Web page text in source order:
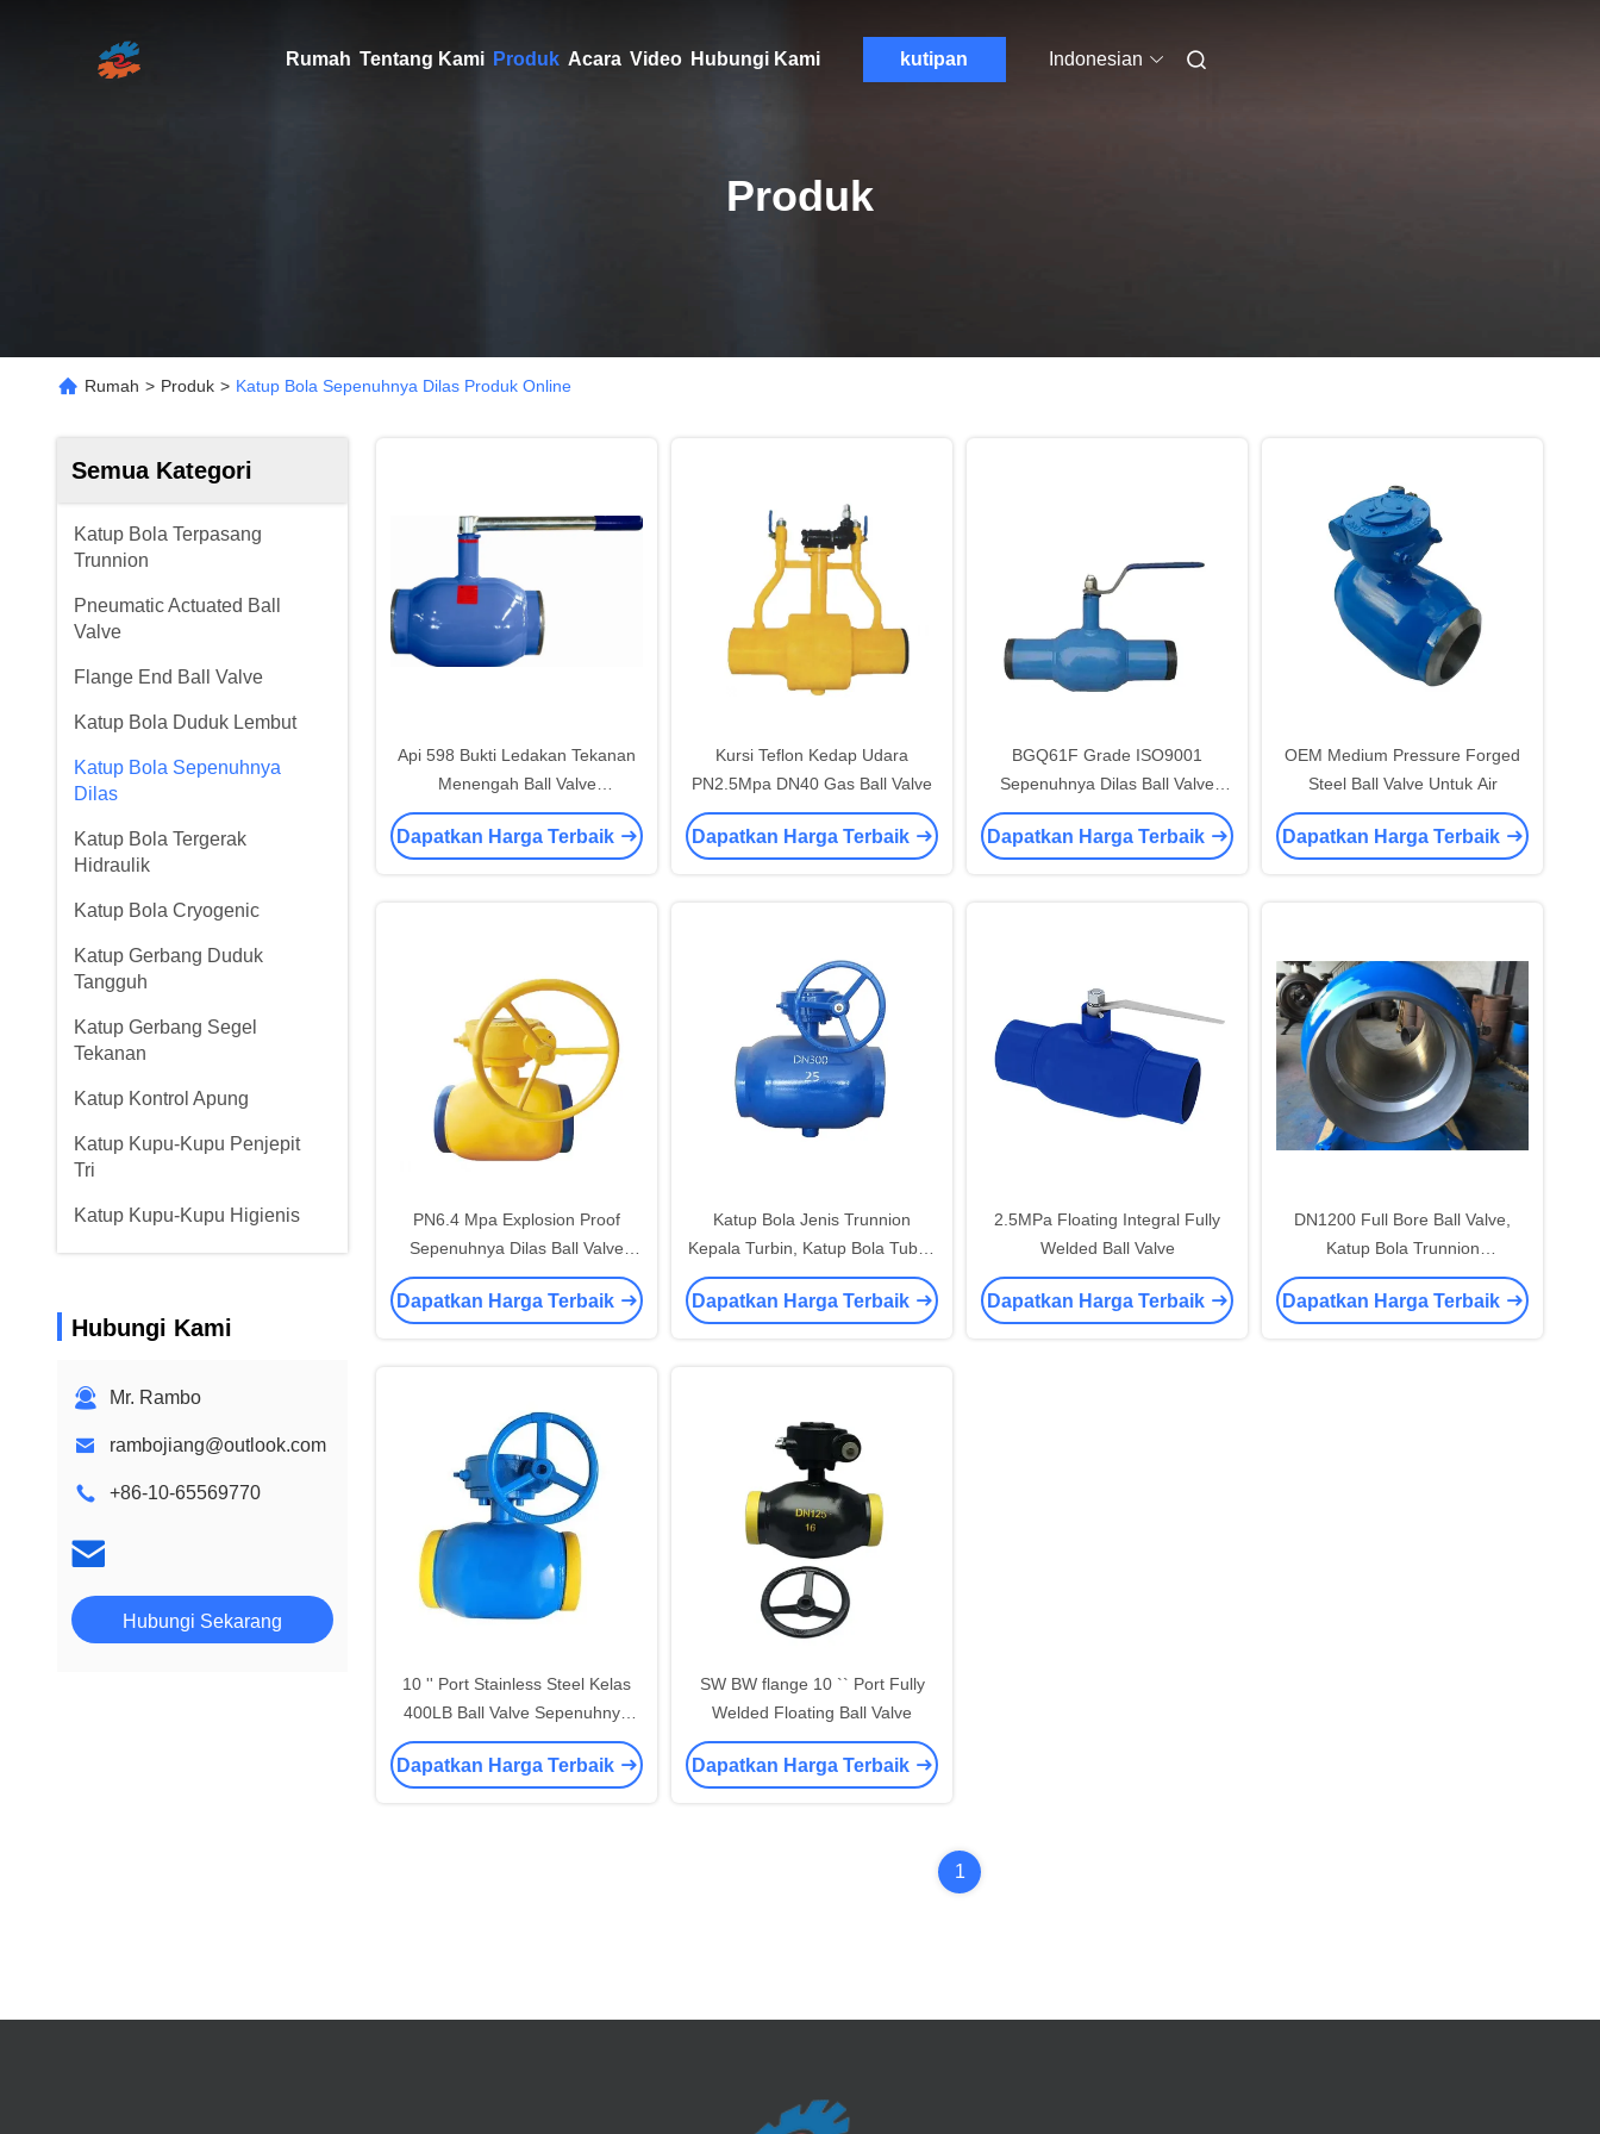
Rumah Tentang Kami Produk Acara Video Hubungi Kami kutipan Indonesian
Produk
Rumah > Produk > Katup Bola Sepenuhnya Dilas Produk Online
Semua Kategori
Katup Bola Terpasang
Trunnion
Pneumatic Actuated Ball
Valve
Flange End Ball Valve
Katup Bola Duduk Lembut
Katup Bola Sepenuhnya
Dilas
Katup Bola Tergerak
Hidraulik
Katup Bola Cryogenic
Katup Gerbang Duduk
Tangguh
Katup Gerbang Segel
Tekanan
Katup Kontrol Apung
Katup Kupu-Kupu Penjepit
Tri
Katup Kupu-Kupu Higienis
Hubungi Kami
Mr. Rambo
rambojiang@outlook.com
+86-10-65569770
Hubungi Sekarang
Api 598 Bukti Ledakan Tekanan
Menengah Ball Valve
Sepenuhnya Dilas
Dapatkan Harga Terbaik
Kursi Teflon Kedap Udara
PN2.5Mpa DN40 Gas Ball Valve
Dapatkan Harga Terbaik
BGQ61F Grade ISO9001
Sepenuhnya Dilas Ball Valve
Untuk Minyak
Dapatkan Harga Terbaik
OEM Medium Pressure Forged
Steel Ball Valve Untuk Air
Dapatkan Harga Terbaik
PN6.4 Mpa Explosion Proof
Sepenuhnya Dilas Ball Valve
Untuk GAS
Dapatkan Harga Terbaik
Katup Bola Jenis Trunnion
Kepala Turbin, Katup Bola Tubuh
Sepenuhnya dari CE
Dapatkan Harga Terbaik
2.5MPa Floating Integral Fully
Welded Ball Valve
Dapatkan Harga Terbaik
DN1200 Full Bore Ball Valve,
Katup Bola Trunnion
Sepenuhnya Dilas Untuk Gas
Dapatkan Harga Terbaik
10 '' Port Stainless Steel Kelas
400LB Ball Valve Sepenuhnya
Dilas
Dapatkan Harga Terbaik
SW BW flange 10 `` Port Fully
Welded Floating Ball Valve
Dapatkan Harga Terbaik
1